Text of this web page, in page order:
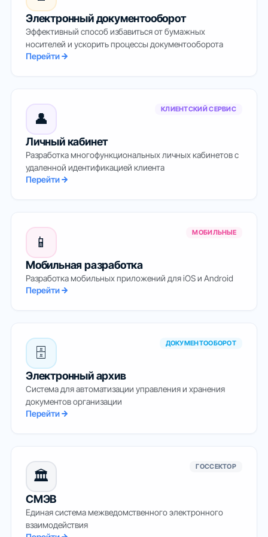
Электронный документооборот
Эффективный способ избавиться от бумажных
носителей и ускорить процессы документооборота
Перейти
👤
КЛИЕНТСКИЙ СЕРВИС
Личный кабинет
Разработка многофункциональных личных кабинетов с
удаленной идентификацией клиента
Перейти
📱
МОБИЛЬНЫЕ
Мобильная разработка
Разработка мобильных приложений для iOS и Android
Перейти
🗄️
ДОКУМЕНТООБОРОТ
Электронный архив
Система для автоматизации управления и хранения
документов организации
Перейти
🏛️
ГОССЕКТОР
СМЭВ
Единая система межведомственного электронного
взаимодействия